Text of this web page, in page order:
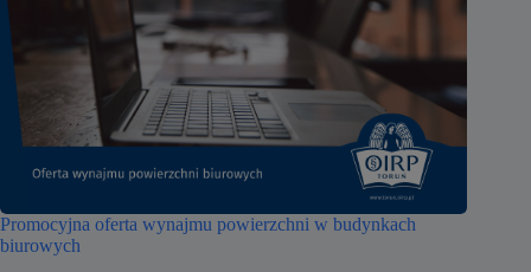
Promocyjna oferta wynajmu powierzchni w budynkach
biurowych